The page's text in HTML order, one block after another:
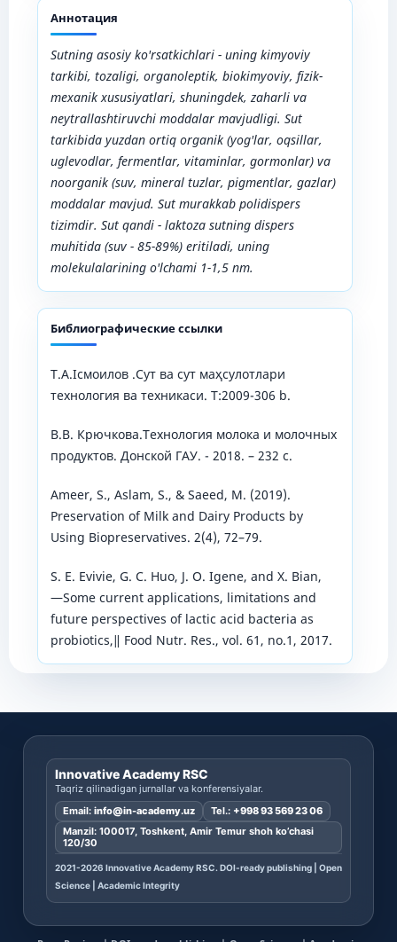
Аннотация
Sutning asosiy ko'rsatkichlari - uning kimyoviy
tarkibi, tozaligi, organoleptik, biokimyoviy, fizik-
mexanik xususiyatlari, shuningdek, zaharli va
neytrallashtiruvchi moddalar mavjudligi. Sut
tarkibida yuzdan ortiq organik (yog'lar, oqsillar,
uglevodlar, fermentlar, vitaminlar, gormonlar) va
noorganik (suv, mineral tuzlar, pigmentlar, gazlar)
moddalar mavjud. Sut murakkab polidispers
tizimdir. Sut qandi - laktoza sutning dispers
muhitida (suv - 85-89%) eritiladi, uning
molekulalarining o'lchami 1-1,5 nm.
Библиографические ссылки
T.A.Iсмоилов .Сут ва сут маҳсулотлари
технология ва техникаси. T:2009-306 b.
В.В. Крючкова.Технология молока и молочных
продуктов. Донской ГАУ. - 2018. – 232 с.
Ameer, S., Aslam, S., & Saeed, M. (2019).
Preservation of Milk and Dairy Products by
Using Biopreservatives. 2(4), 72–79.
S. E. Evivie, G. C. Huo, J. O. Igene, and X. Bian,
―Some current applications, limitations and
future perspectives of lactic acid bacteria as
probiotics,‖ Food Nutr. Res., vol. 61, no.1, 2017.
Innovative Academy RSC
Taqriz qilinadigan jurnallar va konferensiyalar.
Email: info@in-academy.uz Tel.: +998 93 569 23 06
Manzil: 100017, Toshkent, Amir Temur shoh ko’chasi
120/30
2021-2026 Innovative Academy RSC. DOI-ready publishing | Open
Science | Academic Integrity